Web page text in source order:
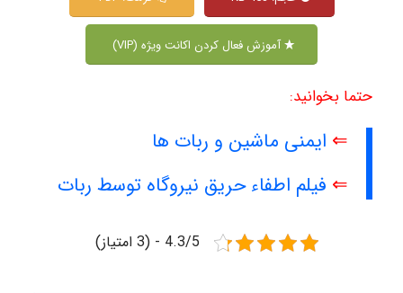
آموزش فعال کردن اکانت ویژه (VIP)
حتما بخوانید:
⇐ ایمنی ماشین و ربات ها
⇐ فیلم اطفاء حریق نیروگاه توسط ربات
4.3/5 - (3 امتیاز)